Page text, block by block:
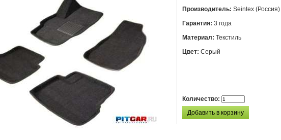
Производитель: Seintex (Россия)
Гарантия: 3 года
Материал: Текстиль
Цвет: Серый
Количество: